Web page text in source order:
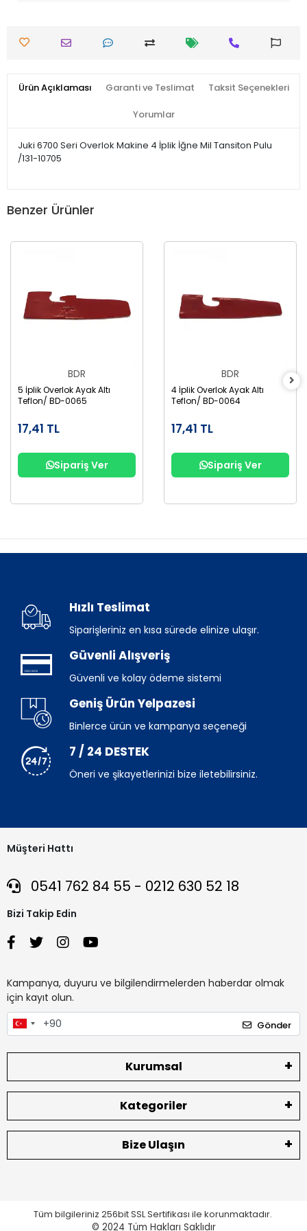
Ürün Açıklaması Garanti ve Teslimat Taksit Seçenekleri
Yorumlar
Juki 6700 Seri Overlok Makine 4 İplik İğne Mil Tansiton Pulu
/131-10705
Benzer Ürünler
BDR
5 İplik Overlok Ayak Altı
Teflon/ BD-0065
17,41 TL
Sipariş Ver
BDR
4 İplik Overlok Ayak Altı
Teflon/ BD-0064
17,41 TL
Sipariş Ver
Hızlı Teslimat
Siparişleriniz en kısa sürede elinize ulaşır.
Güvenli Alışveriş
Güvenli ve kolay ödeme sistemi
Geniş Ürün Yelpazesi
Binlerce ürün ve kampanya seçeneği
7 / 24 DESTEK
Öneri ve şikayetlerinizi bize iletebilirsiniz.
Müşteri Hattı
0541 762 84 55 - 0212 630 52 18
Bizi Takip Edin
Kampanya, duyuru ve bilgilendirmelerden haberdar olmak
için kayıt olun.
Gönder
Kurumsal
Kategoriler
Bize Ulaşın
Tüm bilgileriniz 256bit SSL Sertifikası ile korunmaktadır.
© 2024 Tüm Hakları Saklıdır